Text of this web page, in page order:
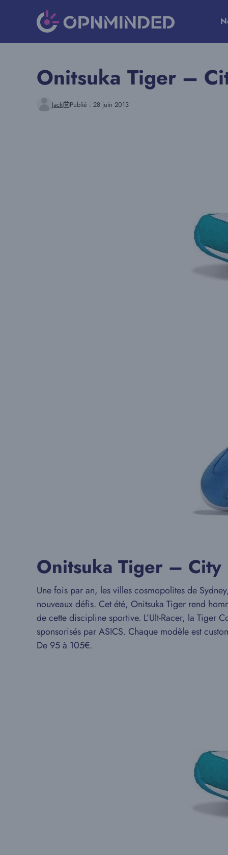
Onitsuka Tiger –
Jack Publié : 28 juin 2013
Onitsuka Tiger – City
Une fois par an, les villes cosmopolites de
nouveaux défis. Cet été, Onitsuka Tiger rend
de cette discipline sportive. L’Ult-Racer, la Tiger
sponsorisés par ASICS. Chaque modèle est
De 95 à 105€.